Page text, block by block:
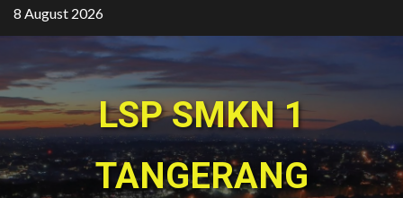
Skip
to
8 August 2026
LSP SMKN 1
TANGERANG